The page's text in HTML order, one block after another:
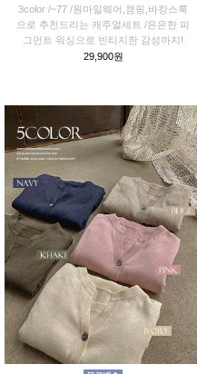
3color /~77 /원마일웨어,캠핑,바캉스룩
으로 추천드리는 캐주얼세트 /은은한 피
그먼트 워싱으로 빈티지한 감성까지!
29,900원